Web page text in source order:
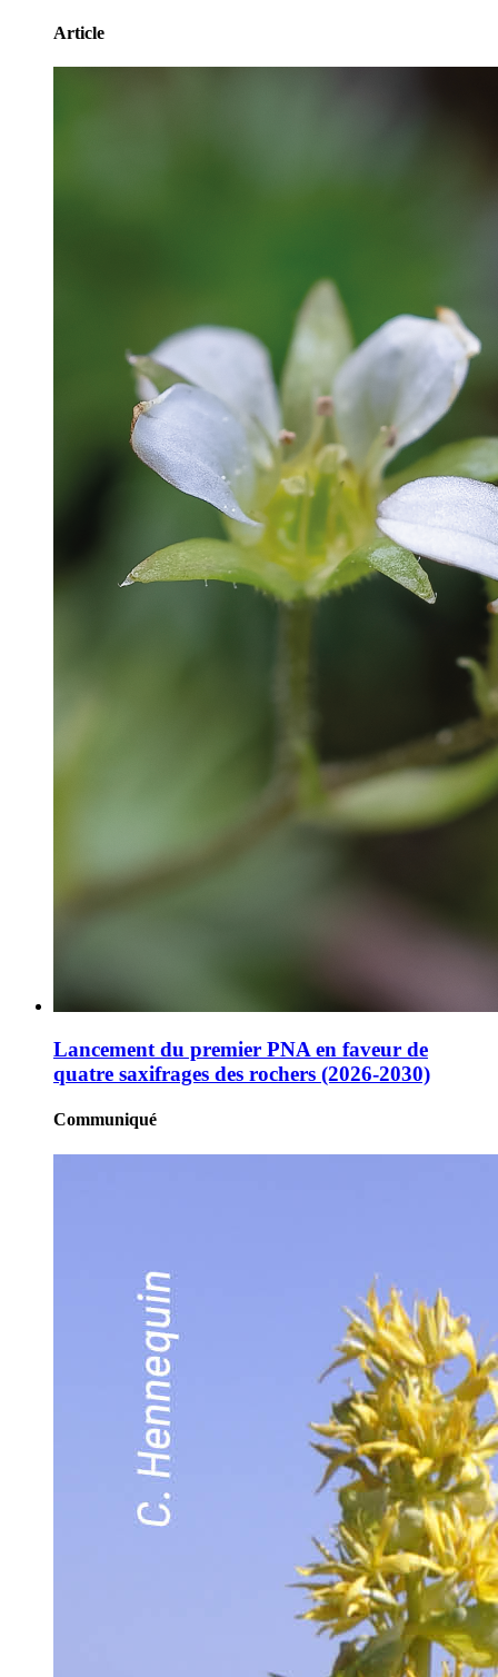
Article
Lancement du premier PNA en faveur de
quatre saxifrages des rochers (2026-2030)
Communiqué